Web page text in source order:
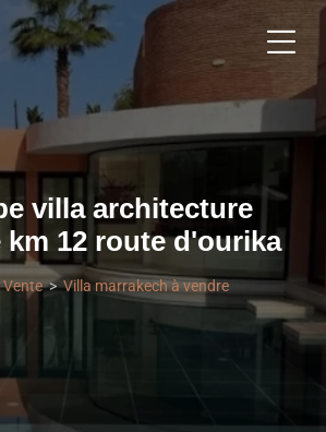
villa architecture
km 12 route d'ourika
Vente Villa marrakech à vendre